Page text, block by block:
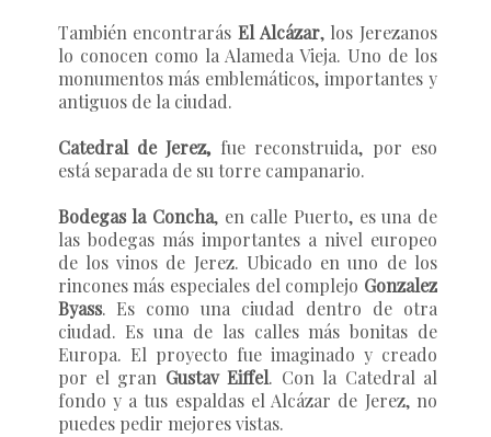
También encontrarás El Alcázar, los Jerezanos
lo conocen como la Alameda Vieja. Uno de los
monumentos más emblemáticos, importantes y
antiguos de la ciudad.
Catedral de Jerez, fue reconstruida, por eso
está separada de su torre campanario.
Bodegas la Concha, en calle Puerto, es una de
las bodegas más importantes a nivel europeo
de los vinos de Jerez. Ubicado en uno de los
rincones más especiales del complejo Gonzalez
Byass. Es como una ciudad dentro de otra
ciudad. Es una de las calles más bonitas de
Europa. El proyecto fue imaginado y creado
por el gran Gustav Eiffel. Con la Catedral al
fondo y a tus espaldas el Alcázar de Jerez, no
puedes pedir mejores vistas.